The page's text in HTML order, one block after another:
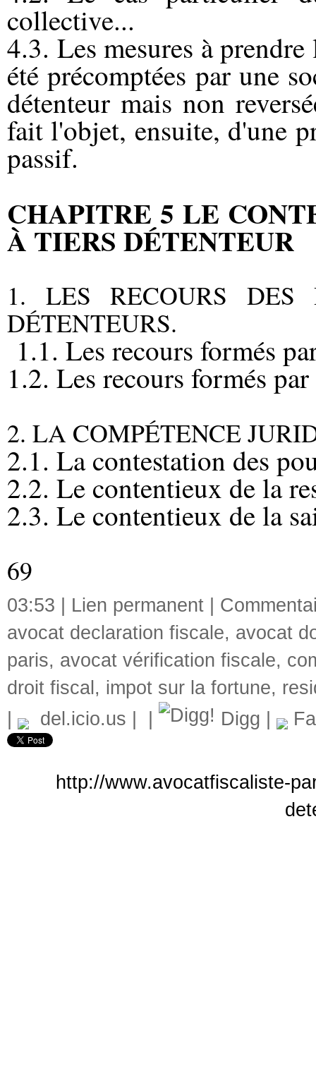
collective...
4.3. Les mesures à
été précomptées par une
détenteur mais non
fait l'objet, ensuite, d'une
passif.
CHAPITRE 5 LE
À TIERS DÉTENTEUR
1. LES RECOURS DES
DÉTENTEURS.
1.1. Les recours formés
1.2. Les recours formés
2. LA COMPÉTENCE
2.1. La contestation des
2.2. Le contentieux de la
2.3. Le contentieux de la
69
03:53 | Lien permanent
avocat declaration fiscale, avocat
paris, avocat vérification fiscale,
droit fiscal , impot sur la fortune,
del.icio.us Digg
http://www.avocatfiscaliste-